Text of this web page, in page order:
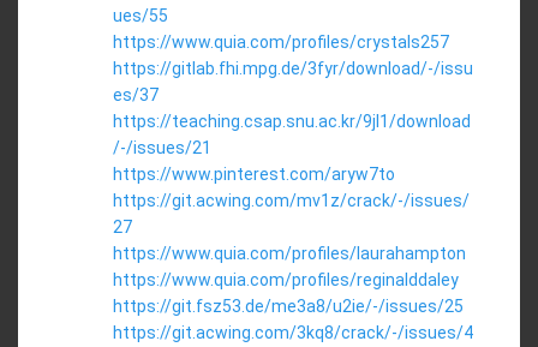
ues/55
https://www.quia.com/profiles/crystals257
https://gitlab.fhi.mpg.de/3fyr/download/-/issu
es/37
https://teaching.csap.snu.ac.kr/9jl1/download
/-/issues/21
https://www.pinterest.com/aryw7to
https://git.acwing.com/mv1z/crack/-/issues/
27
https://www.quia.com/profiles/laurahampton
https://www.quia.com/profiles/reginalddaley
https://git.fsz53.de/me3a8/u2ie/-/issues/25
https://git.acwing.com/3kq8/crack/-/issues/4